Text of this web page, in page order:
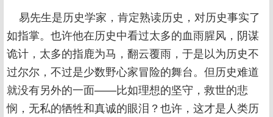
易先生是历史学家，肯定熟读历史，对历史事实了
如指掌。也许他在历史中看过太多的血雨腥风，阴谋
诡计，太多的指鹿为马，翻云覆雨，于是以为历史不
过尔尔，不过是少数野心家冒险的舞台。但历史难道
就没有另外的一面——比如理想的坚守，救世的悲
悯，无私的牺牲和真诚的眼泪？也许，这才是人类历